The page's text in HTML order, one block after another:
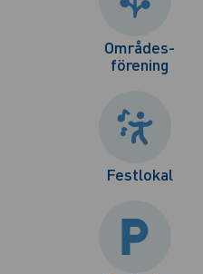
Områdes-
förening
Festlokal